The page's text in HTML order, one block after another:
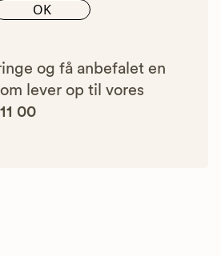
OK
kan tilbyde vores
og få anbefalet en
lever op til vores
00